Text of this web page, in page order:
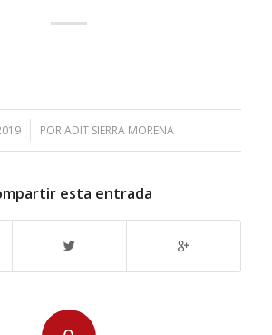
PORADIT SIERRA MORENA
esta entrada